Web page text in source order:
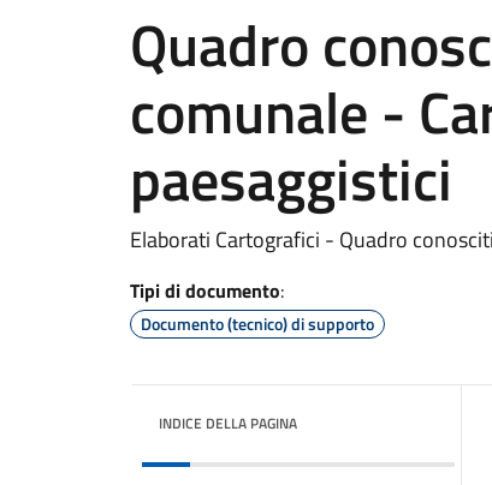
Quadro
comunale -
paesaggistici
Elaborati Cartografici - Quadro
Tipi di documento:
Documento (tecnico) di supporto
INDICE DELLA PAGINA